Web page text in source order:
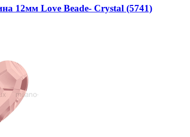
12мм Love Beade- Crystal (5741)